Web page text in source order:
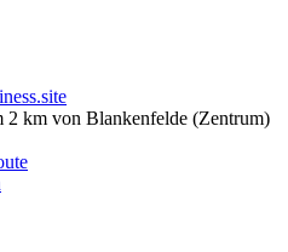
2 km von Blankenfelde (Zentrum)